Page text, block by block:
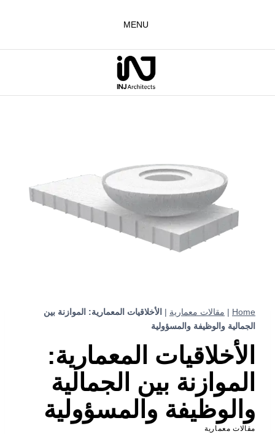
MENU
Home
| مقالات معمارية | الأخلاقيات المعمارية: الموازنة بين
الجمالية والوظيفة والمسؤولية
الأخلاقيات المعمارية:
الموازنة بين الجمالية
والوظيفة والمسؤولية
مقالات معمارية